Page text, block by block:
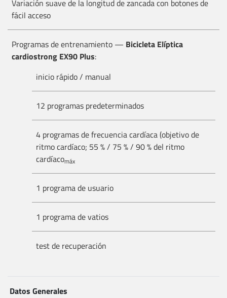
Variación suave de la longitud de zancada con botones de
fácil acceso
Programas de entrenamiento — Bicicleta Elíptica
cardiostrong EX90 Plus:
inicio rápido / manual
12 programas predeterminados
4 programas de frecuencia cardíaca (objetivo de
ritmo cardíaco; 55 % / 75 % / 90 % del ritmo
cardíacomáx
1 programa de usuario
1 programa de vatios
test de recuperación
Datos Generales